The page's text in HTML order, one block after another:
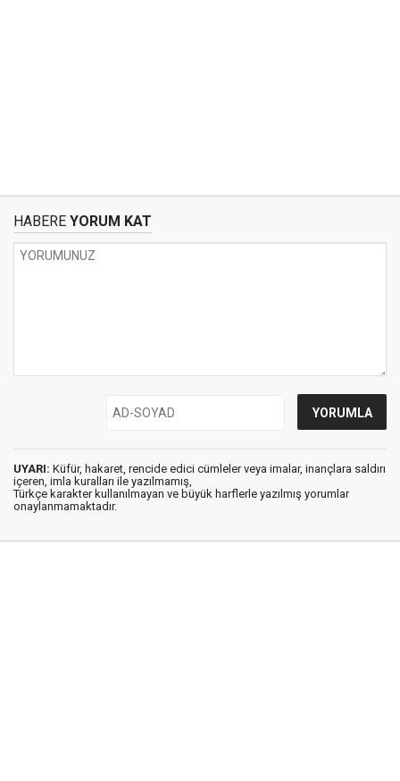
HABERE YORUM KAT
UYARI: Küfür, hakaret, rencide edici cümleler veya imalar, inançlara saldırı
içeren, imla kuralları ile yazılmamış,
Türkçe karakter kullanılmayan ve büyük harflerle yazılmış yorumlar
onaylanmamaktadır.